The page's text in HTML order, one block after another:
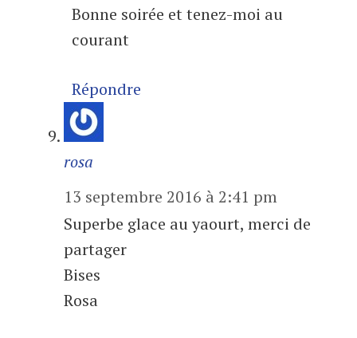
Bonne soirée et tenez-moi au
courant
Répondre
rosa
13 septembre 2016 à 2:41 pm
Superbe glace au yaourt, merci de
partager
Bises
Rosa